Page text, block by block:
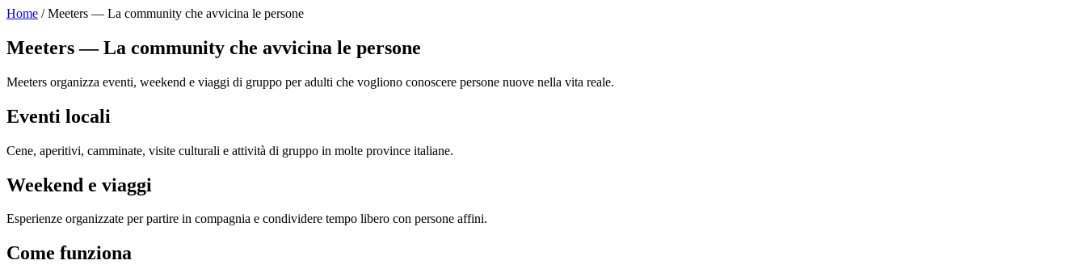
Home / Meeters — La community che avvicina le persone
Meeters — La community che avvicina le persone
Meeters organizza eventi, weekend e viaggi di gruppo per adulti che vogliono conoscere persone nuove nella vita reale.
Eventi locali
Cene, aperitivi, camminate, visite culturali e attività di gruppo in molte province italiane.
Weekend e viaggi
Esperienze organizzate per partire in compagnia e condividere tempo libero con persone affini.
Come funziona